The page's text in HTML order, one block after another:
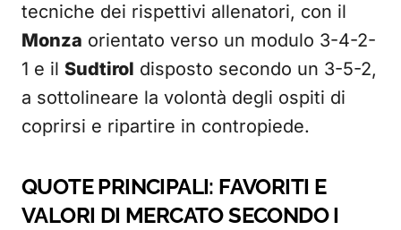
tecniche dei rispettivi allenatori, con il
Monza orientato verso un modulo 3-4-2-
1 e il Sudtirol disposto secondo un 3-5-2,
a sottolineare la volontà degli ospiti di
coprirsi e ripartire in contropiede.
QUOTE PRINCIPALI: FAVORITI E
VALORI DI MERCATO SECONDO I